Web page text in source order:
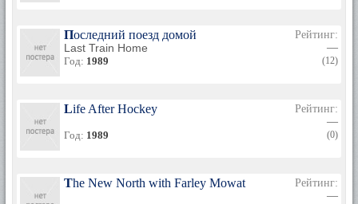
Последний поезд домой
Last Train Home
Год: 1989
Рейтинг:
—
(12)
Life After Hockey
Год: 1989
Рейтинг:
—
(0)
The New North with Farley Mowat
Рейтинг:
—